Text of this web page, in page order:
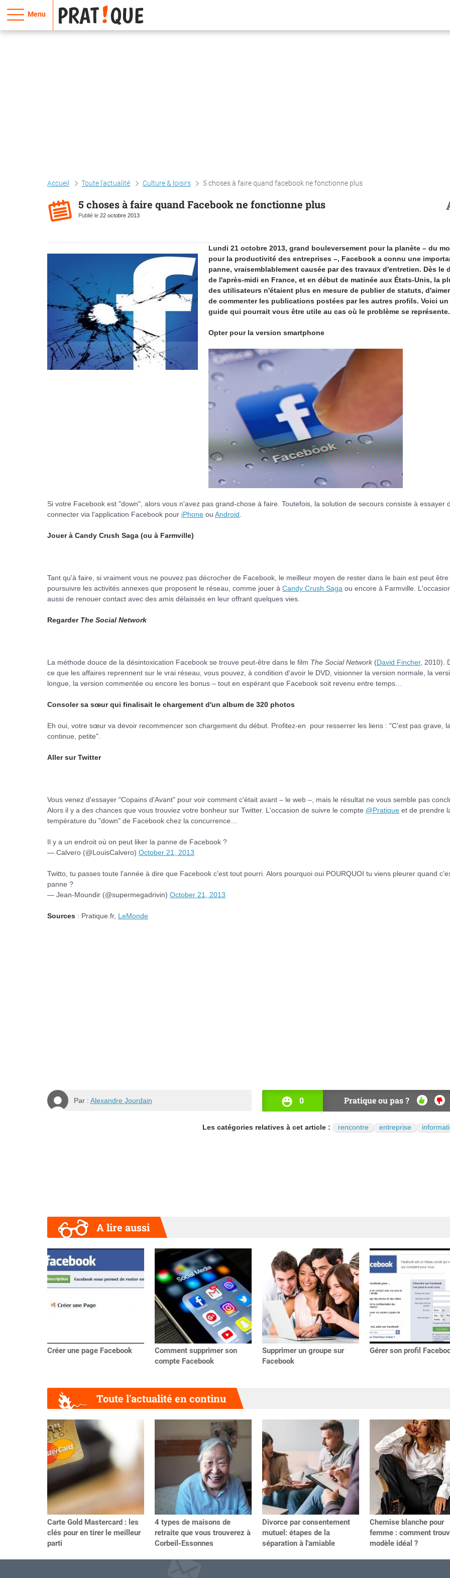
Menu
Accueil Toute l'actualité Culture & loisirs 5 choses à faire quand facebook ne fonctionne plus
5 choses à faire quand Facebook ne fonctionne plus
Publié le 22 octobre 2013
Lundi 21 octobre 2013, grand bouleversement pour la planète – du
pour la productivité des entreprises –, Facebook a connu une
panne, vraisemblablement causée par des travaux d'entretien. Dès le
de l'après-midi en France, et en début de matinée aux États-Unis, la
des utilisateurs n'étaient plus en mesure de publier de statuts,
de commenter les publications postées par les autres profils. Voici un
guide qui pourrait vous être utile au cas où le problème se représente.
Opter pour la version smartphone
Si votre Facebook est "down", alors vous n'avez pas grand-chose à faire. Toutefois, la solution de secours consiste à essayer
connecter via l'application Facebook pour iPhone ou Android
Jouer à Candy Crush Saga (ou à Farmville)
Tant qu'à faire, si vraiment vous ne pouvez pas décrocher de Facebook, le meilleur moyen de rester dans le bain est peut être
poursuivre les activités annexes que proposent le réseau, comme jouer à Candy Crush Saga ou encore à Farmville.
aussi de renouer contact avec des amis délaissés en leur offrant quelques vies.
Regarder The Social Network
La méthode douce de la désintoxication Facebook se trouve peut-être dans le film The Social Network (David Fincher, 2010).
ce que les affaires reprennent sur le vrai réseau, vous pouvez, à condition d'avoir le DVD, visionner la version normale, la
longue, la version commentée ou encore les bonus – tout en espérant que Facebook soit revenu entre temps…
Consoler sa sœur qui finalisait le chargement d'un album de 320 photos
Eh oui, votre sœur va devoir recommencer son chargement du début. Profitez-en pour resserrer les liens : "C'est pas grave,
continue, petite".
Aller sur Twitter
Vous venez d'essayer "Copains d'Avant" pour voir comment c'était avant – le web –, mais le résultat ne vous semble pas
Alors il y a des chances que vous trouviez votre bonheur sur Twitter. L'occasion de suivre le compte @Pratique et de prendre
température du "down" de Facebook chez la concurrence…
Il y a un endroit où on peut liker la panne de Facebook ?
— Calvero (@LouisCalvero) October 21, 2013
Twitto, tu passes toute l'année à dire que Facebook c'est tout pourri. Alors pourquoi oui POURQUOI tu viens pleurer quand
panne ?
— Jean-Moundir (@supermegadrivin) October 21, 2013
Sources : Pratique.fr, LeMonde
Par : Alexandre Jourdain 0 Pratique ou pas ?
OUI NON
Les catégories relatives à cet article : rencontre entreprise
A lire aussi
Créer une page Facebook
Comment supprimer son
compte Facebook
Supprimer un groupe sur
Facebook
Gérer son profil
Précédent
Toute l'actualité en continu
Carte Gold Mastercard : les
clés pour en tirer le meilleur
parti
4 types de maisons de
retraite que vous trouverez à
Corbeil-Essonnes
Divorce par consentement
mutuel: étapes de la
séparation à l'amiable
Chemise blanche pour
femme : comment
modèle idéal ?
Précédent